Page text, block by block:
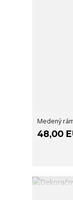
Medený
48,00